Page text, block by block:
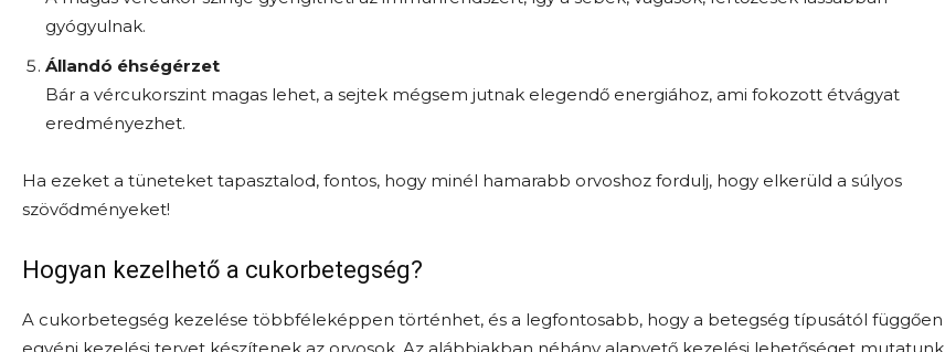
gyógyulnak.
Állandó éhségérzet
Bár a vércukorszint magas lehet, a sejtek mégsem jutnak elegendő energiához, ami fokozott étvágyat
eredményezhet.
Ha ezeket a tüneteket tapasztalod, fontos, hogy minél hamarabb orvoshoz fordulj, hogy elkerüld a súlyos
szövődményeket!
Hogyan kezelhető a cukorbetegség?
A cukorbetegség kezelése többféleképpen történhet, és a legfontosabb, hogy a betegség típusától függően